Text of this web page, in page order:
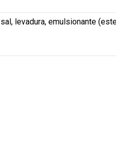
levadura, emulsionante